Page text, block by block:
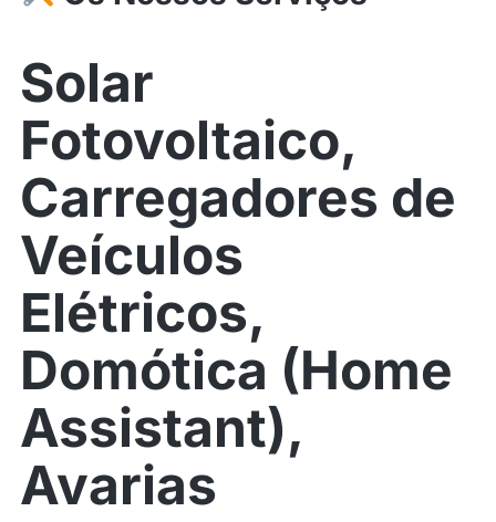
Solar
Fotovoltaico,
Carregadores de
Veículos
Elétricos,
Domótica (Home
Assistant),
Avarias